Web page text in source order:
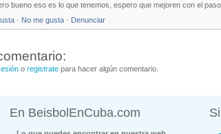
bueno eso es lo que tenemos, espero que mejoren con el paso
· No me gusta · Denunciar
o registrate para hacer algún comentario.
En BeisbolEnCuba.com